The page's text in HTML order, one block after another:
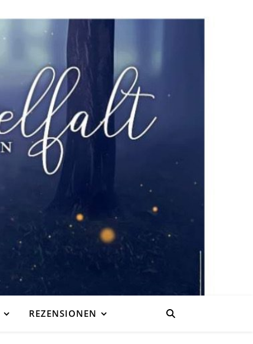
REZENSIONEN